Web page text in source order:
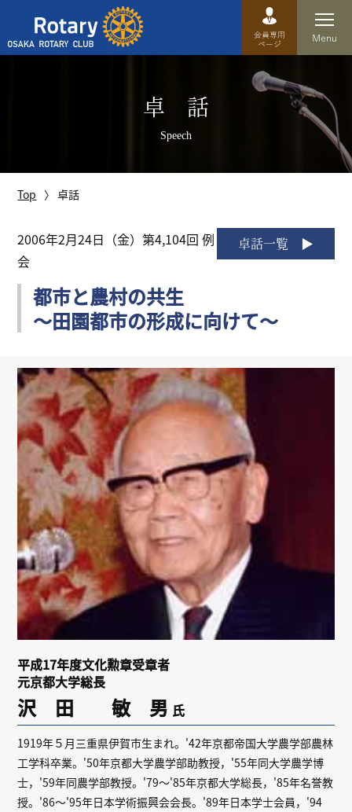
運営方針
歴史
特徴
理事・役員・委員会
リンク
会員専用ページ
English
卓 話
Speech
Top 卓話
卓話一覧
2006年2月24日（金）第4,104回 例
会
都市と農村の共生
～田園都市の形成に向けて～
平成17年度文化勲章受章者
元京都大学総長
沢 田 敏 男 氏
1919年５月三重県伊賀市生まれ。'42年京都帝国大学農学部農林
工学科卒業。'50年京都大学農学部助教授，'55年同大学農学博
士，'59年同農学部教授。'79～'85年京都大学総長，'85年名誉教
授。'86～'95年日本学術振興会会長。'89年日本学士会員，'94